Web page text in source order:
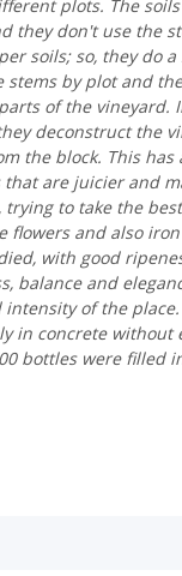
plots. The
they don't use the
soils; so, they do a
stems by plot and
of the vineyard.
deconstruct the
the block. This has
are juicier and
trying to take the
flowers and also
with good
balance and
of the
in concrete without
bottles were filled